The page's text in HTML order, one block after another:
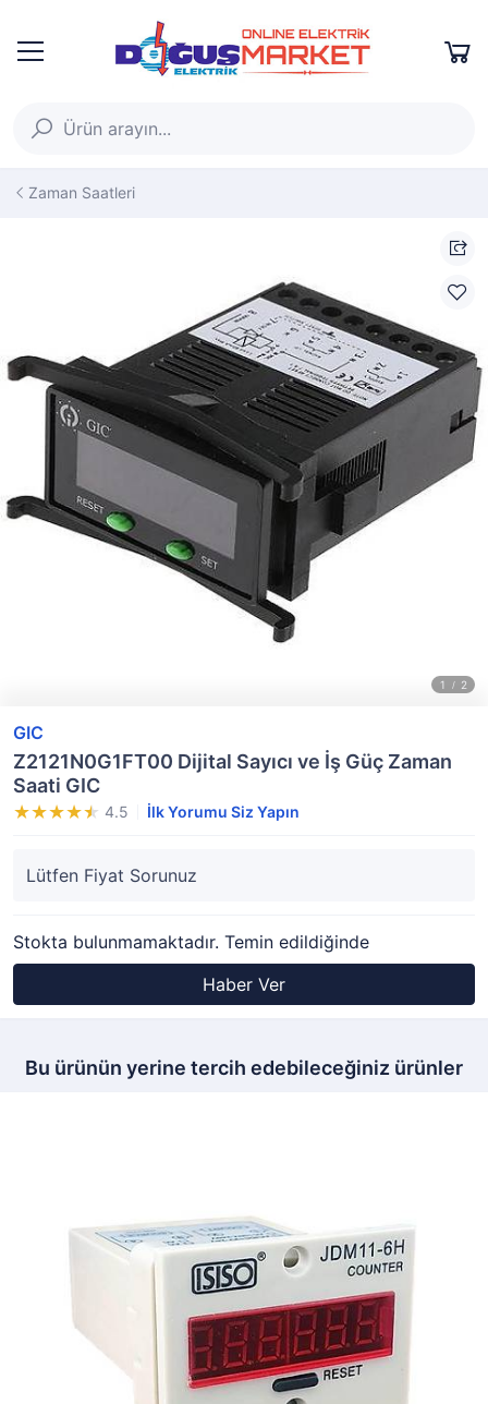
Zaman Saatleri
GIC
Z2121N0G1FT00 Dijital Sayıcı ve İş Güç Zaman
Saati GIC
4.5 İlk Yorumu Siz Yapın
Lütfen Fiyat Sorunuz
Stokta bulunmamaktadır. Temin edildiğinde
Haber Ver
Bu ürünün yerine tercih edebileceğiniz ürünler